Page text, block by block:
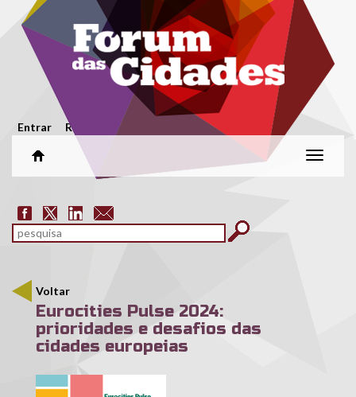
Passar para o conteúdo principal
Menu secundário
Entrar Registar
Alterar
Formulário de pesquisa
pesquisar
Voltar
Eurocities Pulse 2024:
prioridades e desafios das
cidades europeias